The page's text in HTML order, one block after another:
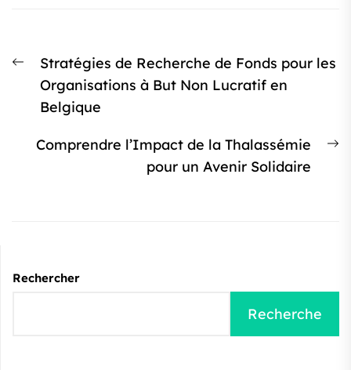
de
l’article
Article
précédent
Stratégies de Recherche de Fonds pour les
Organisations à But Non Lucratif en
Belgique
Comprendre l’Impact de la Thalassémie
pour un Avenir Solidaire
Rechercher
Recherche